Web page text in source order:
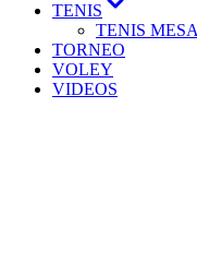
TENIS
TENIS MESA
TORNEO
VOLEY
VIDEOS